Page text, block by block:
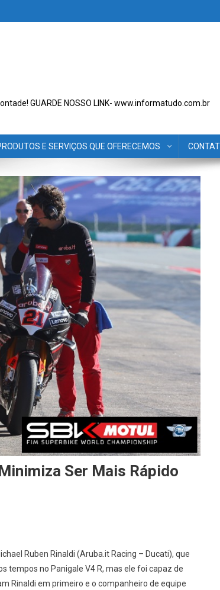
GUARDE NOSSO LINK- www.informatudo.com.br
E SERVIÇOS QUE OFERECEMOS
Ser Mais Rápido
Ruben Rinaldi (Aruba.it Racing – Ducati), que
tempos no Panigale V4 R, mas ele foi capaz de
Rinaldi em primeiro e o companheiro de equipe